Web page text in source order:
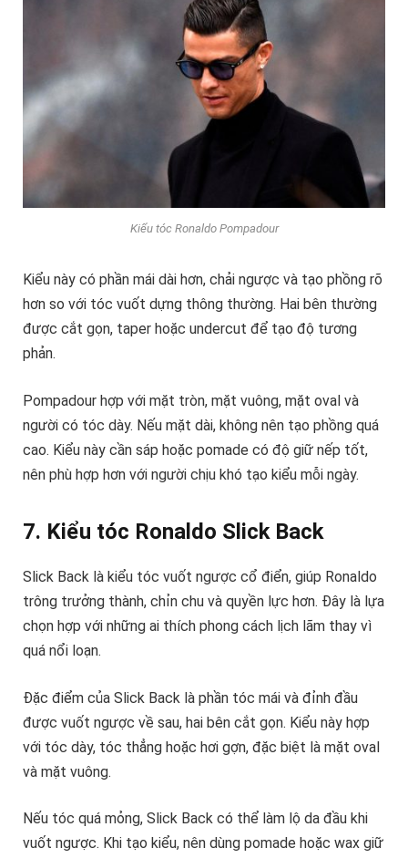
Kiểu tóc Ronaldo Pompadour
Kiểu này có phần mái dài hơn, chải ngược và tạo phồng rõ
hơn so với tóc vuốt dựng thông thường. Hai bên thường
được cắt gọn, taper hoặc undercut để tạo độ tương
phản.
Pompadour hợp với mặt tròn, mặt vuông, mặt oval và
người có tóc dày. Nếu mặt dài, không nên tạo phồng quá
cao. Kiểu này cần sáp hoặc pomade có độ giữ nếp tốt,
nên phù hợp hơn với người chịu khó tạo kiểu mỗi ngày.
7. Kiểu tóc Ronaldo Slick Back
Slick Back là kiểu tóc vuốt ngược cổ điển, giúp Ronaldo
trông trưởng thành, chỉn chu và quyền lực hơn. Đây là lựa
chọn hợp với những ai thích phong cách lịch lãm thay vì
quá nổi loạn.
Đặc điểm của Slick Back là phần tóc mái và đỉnh đầu
được vuốt ngược về sau, hai bên cắt gọn. Kiểu này hợp
với tóc dày, tóc thẳng hoặc hơi gợn, đặc biệt là mặt oval
và mặt vuông.
Nếu tóc quá mỏng, Slick Back có thể làm lộ da đầu khi
vuốt ngược. Khi tạo kiểu, nên dùng pomade hoặc wax giữ